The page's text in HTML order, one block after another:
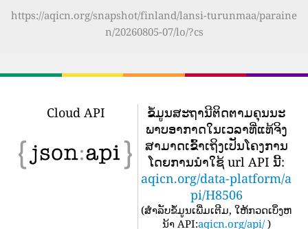
https://aqicn.org/snapshot/finland/lansi-turunmaa/paraine
n/20260805-07/lo/?cs
Cloud API
ຂໍ້​ມູນ​ສະ​ຖາ​ນີ​ຕິດ​ຕາມ​ຄຸນ​ນະ​
ພາບ​ອາ​ກາດ​ໃນ​ເວ​ລາ​ທີ່​ແທ້​ຈິງ​
ສາ​ມາດ​ເຂົ້າ​ເຖິງ​ເປັນ​ໂຄງ​ການ​
ໂດຍ​ການ​ນໍາ​ໃຊ້ url API ນີ້​:
aqicn.org/data-platform/a
pi/H8506
(ສໍາລັບຂໍ້ມູນເພີ່ມເຕີມ, ໃຫ້ກວດເບິ່ງຫ
ນ້າ API:aqicn.org/api/ )